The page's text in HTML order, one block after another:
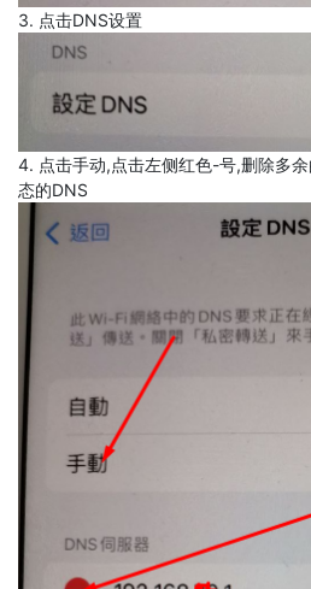
3. 点击DNS设置
4. 点击手动,点击左侧红色-号,删除多
态的DNS